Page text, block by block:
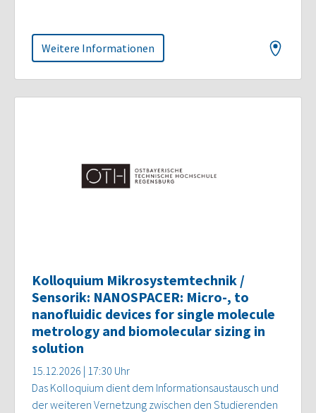
Weitere Informationen
Kolloquium Mikrosystemtechnik /
Sensorik: NANOSPACER: Micro-, to
nanofluidic devices for single molecule
metrology and biomolecular sizing in
solution
15.12.2026 | 17:30 Uhr
Das Kolloquium dient dem Informationsaustausch und
der weiteren Vernetzung zwischen den Studierenden